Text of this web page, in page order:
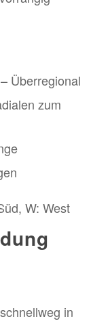
Überregional
zum
W: West
in